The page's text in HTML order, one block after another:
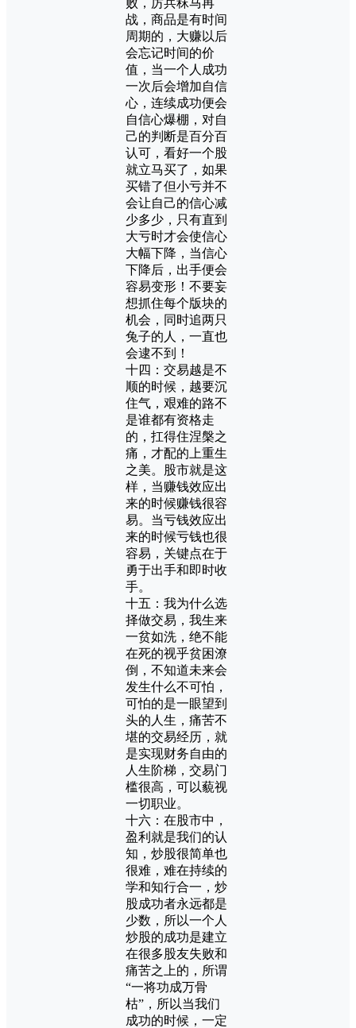
战，商品是有时间
周期的，大赚以后
会忘记时间的价
值，当一个人成功
一次后会增加自信
心，连续成功便会
自信心爆棚，对自
己的判断是百分百
认可，看好一个股
就立马买了，如果
买错了但小亏并不
会让自己的信心减
少多少，只有直到
大亏时才会使信心
大幅下降，当信心
下降后，出手便会
容易变形！不要妄
想抓住每个版块的
机会，同时追两只
兔子的人，一直也
会逮不到！
十四：交易越是不
顺的时候，越要沉
住气，艰难的路不
是谁都有资格走
的，扛得住涅槃之
痛，才配的上重生
之美。股市就是这
样，当赚钱效应出
来的时候赚钱很容
易。当亏钱效应出
来的时候亏钱也很
容易，关键点在于
勇于出手和即时收
手。
十五：我为什么选
择做交易，我生来
一贫如洗，绝不能
在死的视乎贫困潦
倒，不知道未来会
发生什么不可怕，
可怕的是一眼望到
头的人生，痛苦不
堪的交易经历，就
是实现财务自由的
人生阶梯，交易门
槛很高，可以藐视
一切职业。
十六：在股市中，
盈利就是我们的认
知，炒股很简单也
很难，难在持续的
学和知行合一，炒
股成功者永远都是
少数，所以一个人
炒股的成功是建立
在很多股友失败和
痛苦之上的，所谓
“一将功成万骨
枯”，所以当我们
成功的时候，一定